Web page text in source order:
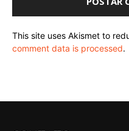
This site uses Akismet to
comment data is processed.